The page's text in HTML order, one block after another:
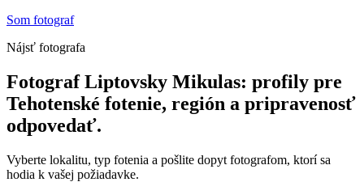
Som fotograf
Nájsť fotografa
Fotograf Liptovsky Mikulas: profily pre
Tehotenské fotenie, región a pripravenosť
odpovedať.
Vyberte lokalitu, typ fotenia a pošlite dopyt fotografom, ktorí sa
hodia k vašej požiadavke.